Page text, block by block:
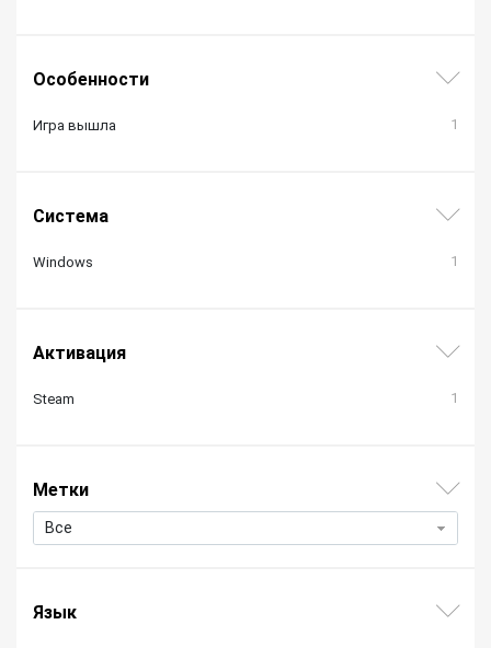
Особенности
Игра вышла 1
Система
Windows 1
Активация
Steam 1
Метки
Все
Язык